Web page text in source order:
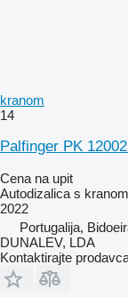
kranom
14
Palfinger PK
Cena na upit
Autodizalica s kranom
2022
Portugalija,
DUNALEV, LDA
Kontaktirajte